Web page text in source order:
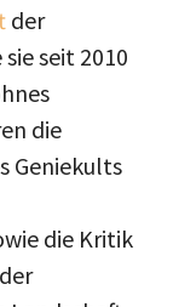
der
seit 2010
die
Geniekults
die Kritik